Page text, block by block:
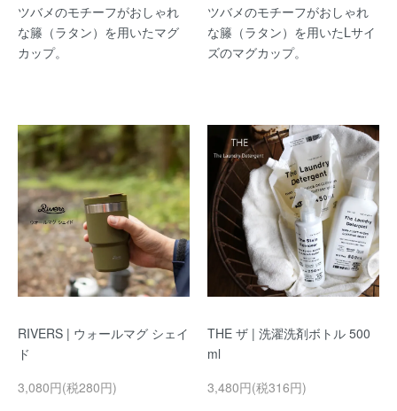
ツバメのモチーフがおしゃれ
な籐（ラタン）を用いたマグ
カップ。
ツバメのモチーフがおしゃれ
な籐（ラタン）を用いたLサイ
ズのマグカップ。
RIVERS | ウォールマグ シェイ
ド
3,080円(税280円)
THE ザ | 洗濯洗剤ボトル 500
ml
3,480円(税316円)